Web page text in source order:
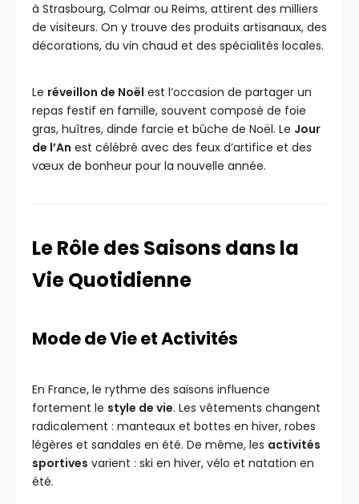
à Strasbourg, Colmar ou Reims, attirent des milliers
de visiteurs. On y trouve des produits artisanaux, des
décorations, du vin chaud et des spécialités locales.
Le réveillon de Noël est l’occasion de partager un
repas festif en famille, souvent composé de foie
gras, huîtres, dinde farcie et bûche de Noël. Le Jour
de l’An est célébré avec des feux d’artifice et des
vœux de bonheur pour la nouvelle année.
Le Rôle des Saisons dans la
Vie Quotidienne
Mode de Vie et Activités
En France, le rythme des saisons influence
fortement le style de vie. Les vêtements changent
radicalement : manteaux et bottes en hiver, robes
légères et sandales en été. De même, les activités
sportives varient : ski en hiver, vélo et natation en
été.